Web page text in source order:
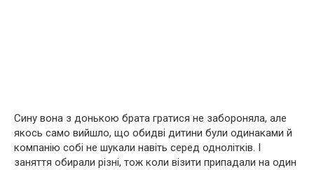
Сину вона з донькою брата гратися не забороняла, але
якось само вийшло, що обидві дитини були одинаками й
компанію собі не шукали навіть серед однолітків. І
заняття обирали різні, тож коли візити припадали на один